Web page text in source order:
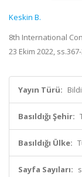
Keskin B.
8th International
23 Ekim 2022,
Yayın Türü:
Basıldığı Şehir:
Basıldığı Ülke:
Sayfa Sayıları: